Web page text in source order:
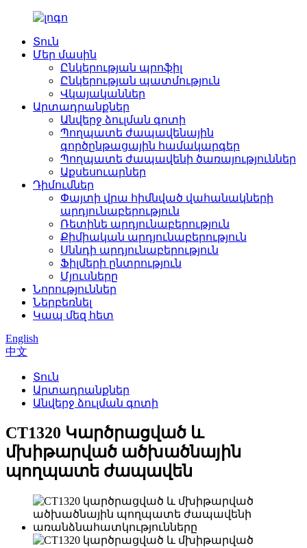
Տուն
Մեր մասին
Ընկերության պրոֆիլ
Ընկերության պատմություն
Վկայականներ
Արտադրանքներ
Անվերջ ձուլման գոտի
Պողպատե ժապավենային
գործընթացային համակարգեր
Պողպատե ժապավենի ծառայություններ
Աքսեսուարներ
Դիմումներ
Փայտի վրա հիմնված վահանակների
արդյունաբերություն
Ռետինե արդյունաբերություն
Քիմիական արդյունաբերություն
Սննդի արդյունաբերություն
Ֆիլմերի ընտրություն
Մյուսները
Նորություններ
Ներբեռնել
Կապ մեզ հետ
English
中文
Տուն
Արտադրանքներ
Անվերջ ձուլման գոտի
CT1320 Կարծրացված և
մխիթարված ածխածնային
պողպատե ժապավեն